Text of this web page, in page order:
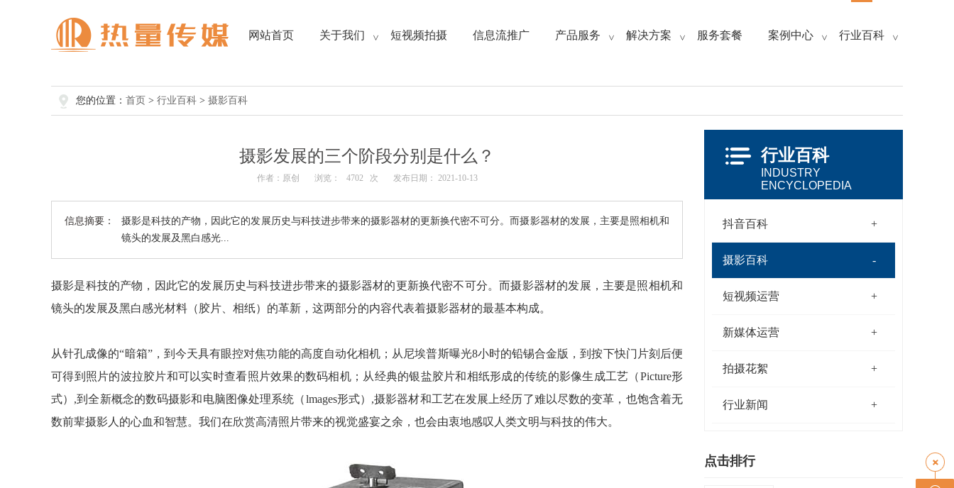
网站首页 关于我们 > 短视频拍摄 信息流推广 产品服务 > 解决方案 > 服务套餐 案例中心 > 行业百科 >
您的位置： 首页 > 行业百科 > 摄影百科
行业百科
INDUSTRY
ENCYCLOPEDIA
抖音百科
摄影百科
短视频运营
新媒体运营
拍摄花絮
行业新闻
点击排行
摄影发展的三个阶段分别是什么？
作者：原创 浏览： 4702 次 发布日期： 2021-10-13
信息摘要：
摄影是科技的产物，因此它的发展历史与科技进步带来的摄影器材的更新换代密不可分。而摄影器材的发展，主要是照相机和
镜头的发展及黑白感光...
摄影是科技的产物，因此它的发展历史与科技进步带来的摄影器材的更新换代密不可分。而摄影器材的发展，主要是照相机和
镜头的发展及黑白感光材料（胶片、相纸）的革新，这两部分的内容代表着摄影器材的最基本构成。
从针孔成像的“暗箱”，到今天具有眼控对焦功能的高度自动化相机；从尼埃普斯曝光8小时的铅锡合金版，到按下快门片刻后便
可得到照片的波拉胶片和可以实时查看照片效果的数码相机；从经典的银盐胶片和相纸形成的传统的影像生成工艺（Picture形
式）,到全新概念的数码摄影和电脑图像处理系统（lmages形式）,摄影器材和工艺在发展上经历了难以尽数的变革，也饱含着无
数前辈摄影人的心血和智慧。我们在欣赏高清照片带来的视觉盛宴之余，也会由衷地感叹人类文明与科技的伟大。